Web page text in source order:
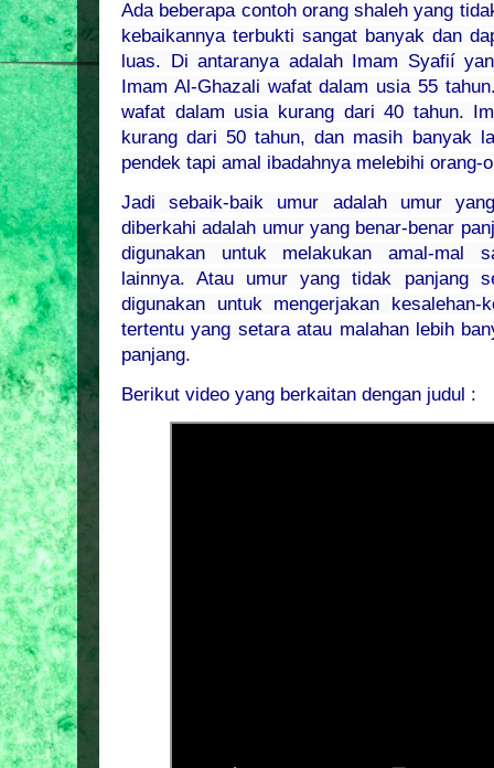
Ada beberapa contoh orang shaleh yang
kebaikannya terbukti sangat banyak dan
luas. Di antaranya adalah Imam Syafií
Imam Al-Ghazali wafat dalam usia 55
wafat dalam usia kurang dari 40 tahun.
kurang dari 50 tahun, dan masih banyak
pendek tapi amal ibadahnya melebihi
Jadi sebaik-baik umur adalah umur
diberkahi adalah umur yang benar-benar
digunakan untuk melakukan amal-mal
lainnya. Atau umur yang tidak panjang
digunakan untuk mengerjakan
tertentu yang setara atau malahan lebih
panjang.
Berikut video yang berkaitan dengan judul :